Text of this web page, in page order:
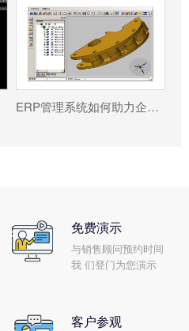
ERP管理系统如何助力企业实现高效管理?
免费演示
与销售顾问预约时间
我 们登门为您演示
客户参观